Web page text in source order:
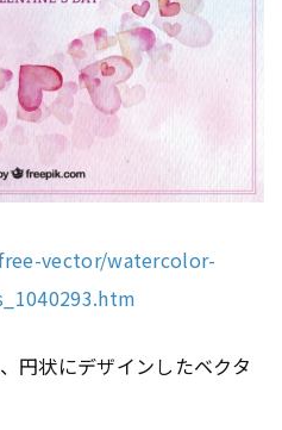
vector/watercolor-
円状にデザインしたベクタ